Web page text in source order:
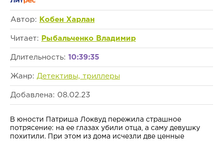
Автор: Кобен Харлан
Читает: Рыбальченко Владимир
Длительность: 10:39:35
Жанр: Детективы, триллеры
Добавлена: 08.02.23
В юности Патриша Локвуд пережила страшное
потрясение: на ее глазах убили отца, а саму девушку
похитили. При этом из дома исчезли две ценные